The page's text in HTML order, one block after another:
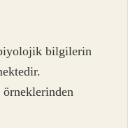
bilgilerin